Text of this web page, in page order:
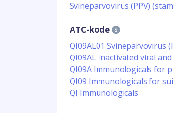
Svineparvovirus (PPV)
ATC-kode
QI09AL01 Svineparvovirus
QI09AL Inactivated viral
QI09A Immunologicals for
QI09 Immunologicals for
QI Immunologicals